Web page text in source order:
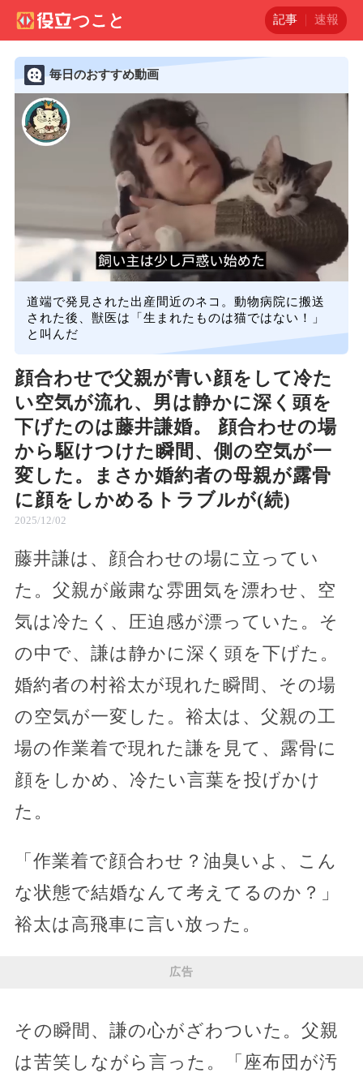
記事 速報
毎日のおすすめ動画
道端で発見された出産間近のネコ。動物病院に搬送
された後、獣医は「生まれたものは猫ではない！」
と叫んだ
顔合わせで父親が青い顔をして冷た
い空気が流れ、男は静かに深く頭を
下げたのは藤井謙婚。 顔合わせの場
から駆けつけた瞬間、側の空気が一
変した。まさか婚約者の母親が露骨
に顔をしかめるトラブルが(続)
2025/12/02
藤井謙は、顔合わせの場に立ってい
た。父親が厳粛な雰囲気を漂わせ、空
気は冷たく、圧迫感が漂っていた。そ
の中で、謙は静かに深く頭を下げた。
婚約者の村裕太が現れた瞬間、その場
の空気が一変した。裕太は、父親の工
場の作業着で現れた謙を見て、露骨に
顔をしかめ、冷たい言葉を投げかけ
た。
「作業着で顔合わせ？油臭いよ、こん
な状態で結婚なんて考えてるのか？」
裕太は高飛車に言い放った。
広告
その瞬間、謙の心がざわついた。父親
は苦笑しながら言った。「座布団が汚